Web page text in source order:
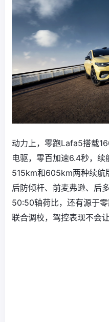
动力上，零跑Lafa5搭载
电驱，零百加速6.4秒，
515km和605km两种续航
后防倾杆、前麦弗逊、后
50:50轴荷比，还有源于
联合调校，驾控表现不会让